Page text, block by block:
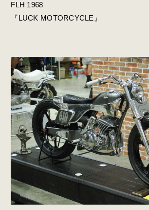
FLH 1968
『LUCK MOTORCYCLE』